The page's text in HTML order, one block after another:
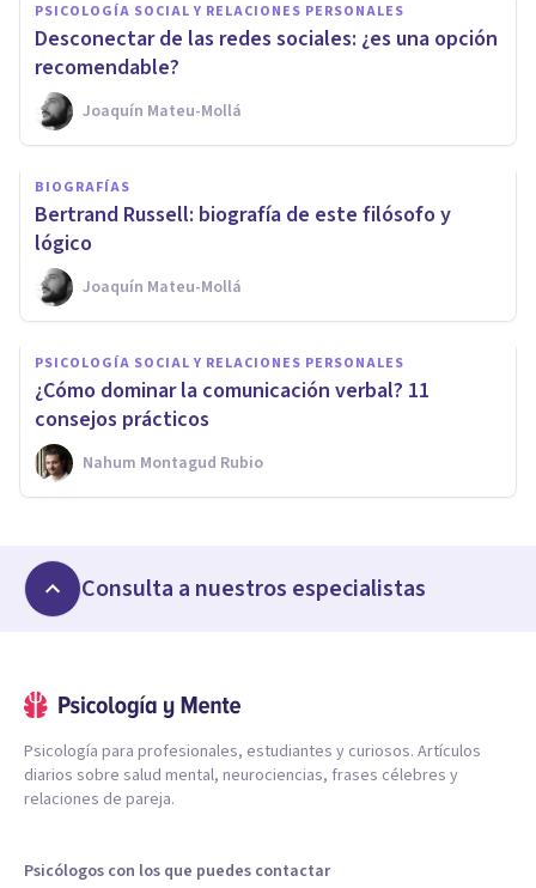
PSICOLOGÍA SOCIAL Y RELACIONES PERSONALES
Desconectar de las redes sociales: ¿es una opción
recomendable?
Joaquín Mateu-Mollá
BIOGRAFÍAS
Bertrand Russell: biografía de este filósofo y
lógico
Joaquín Mateu-Mollá
PSICOLOGÍA SOCIAL Y RELACIONES PERSONALES
¿Cómo dominar la comunicación verbal? 11
consejos prácticos
Nahum Montagud Rubio
Consulta a nuestros especialistas
Psicología para profesionales, estudiantes y curiosos. Artículos
diarios sobre salud mental, neurociencias, frases célebres y
relaciones de pareja.
Psicólogos con los que puedes contactar